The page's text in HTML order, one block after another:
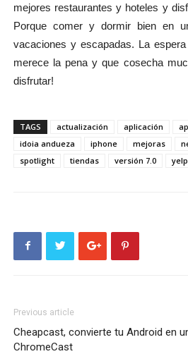
mejores restaurantes y hoteles y
Porque comer y dormir bien en
vacaciones y escapadas. La
merece la pena y que cosecha
disfrutar!
TAGS actualización aplicación
idoia andueza
iphone mejoras
spotlight
tiendas versión 7.0 yelp
Previous article
Cheapcast, convierte tu Android en
ChromeCast